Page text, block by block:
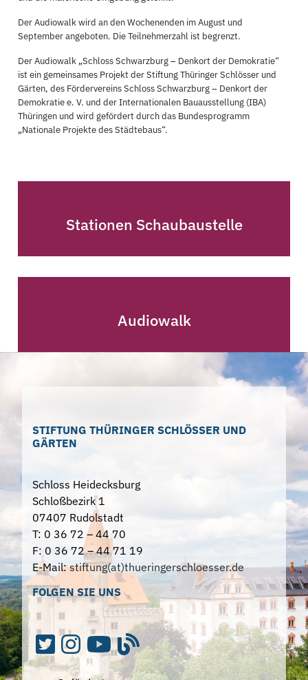
Der Audiowalk wird an den Wochenenden im August und
September angeboten. Die Teilnehmerzahl ist begrenzt.
Der Audiowalk „Schloss Schwarzburg – Denkort der Demokratie“
ist ein gemeinsames Projekt der Stiftung Thüringer Schlösser und
Gärten, des Fördervereins Schloss Schwarzburg – Denkort der
Demokratie e. V. und der Internationalen Bauausstellung (IBA)
Thüringen und wird gefördert durch das Bundesprogramm
„Nationale Projekte des Städtebaus“.
Stationen Schaubaustelle
Audiowalk
STIFTUNG THÜRINGER SCHLÖSSER UND
GÄRTEN
Schloss Heidecksburg
Schloßbezirk 1
07407 Rudolstadt
T: 0 36 72 – 44 70
F: 0 36 72 – 44 71 19
E-Mail:stiftung(at)thueringerschloesser.de
FOLGEN SIE UNS